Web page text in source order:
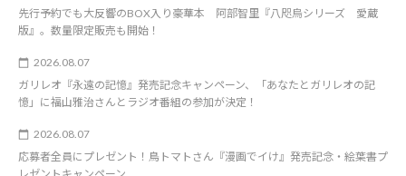
先行予約でも大反響のBOX入り豪華本 阿部智里『八咫烏シリーズ 愛蔵
版』。数量限定販売も開始！
2026.08.07
ガリレオ『永遠の記憶』発売記念キャンペーン、「あなたとガリレオの記
憶」に福山雅治さんとラジオ番組の参加が決定！
2026.08.07
応募者全員にプレゼント！鳥トマトさん『漫画でイけ』発売記念・絵葉書プ
レゼントキャンペーン